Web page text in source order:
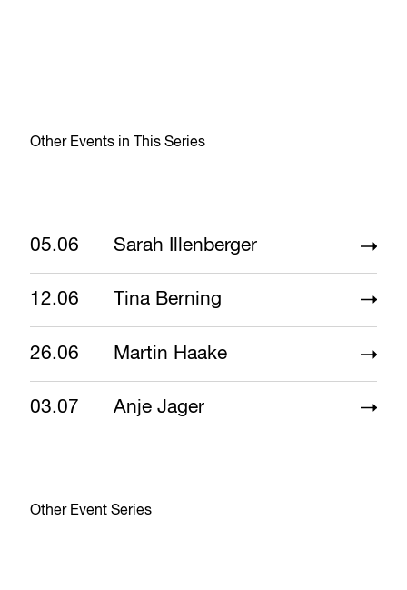
Other Events in This Series
05.06 Sarah Illenberger
12.06 Tina Berning
26.06 Martin Haake
03.07 Anje Jager
Other Event Series